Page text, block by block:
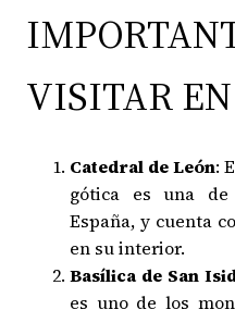
VISITAR
Catedral de León:
gótica es una
España, y cuenta
en su interior.
Basílica de San
es uno de los